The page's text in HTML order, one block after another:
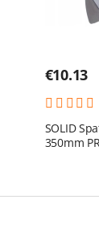
€10.13
SOLID
350mm